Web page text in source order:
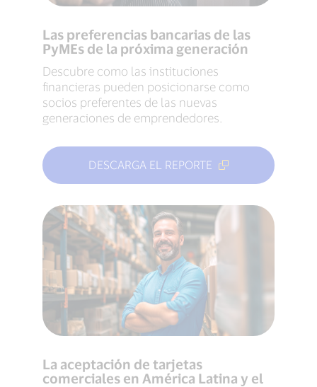
Las preferencias bancarias de las
PyMEs de la próxima generación
Descubre como las instituciones
financieras pueden posicionarse como
socios preferentes de las nuevas
generaciones de emprendedores.
DESCARGA EL REPORTE
La aceptación de tarjetas
comerciales en América Latina y el